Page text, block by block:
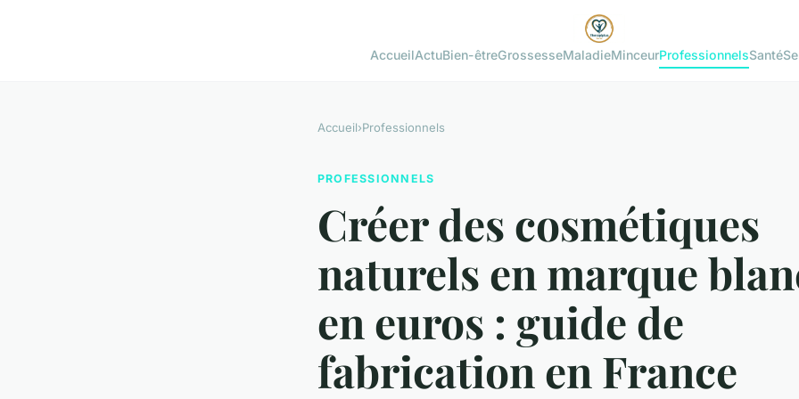
AccueilActuBien-êtreGrossesseMaladieMinceurProfessionnelsSanté
Accueil›Professionnels
PROFESSIONNELS
Créer des cosmétiques
naturels en marque
en euros : guide de
fabrication en France